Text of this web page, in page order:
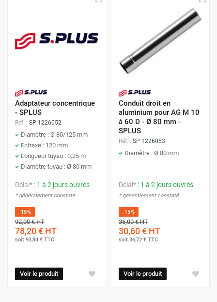
Adaptateur concentrique
- SPLUS
Réf. : SP 1226052
Diamètre : Ø 80/125 mm
Entraxe : 120 mm
Longueur tuyau : 0,25 m
Diamètre tuyau : Ø 80 mm
Délai* : 1 à 2 jours ouvrés
* généralement constaté
-15%
92,00 €HT
78,20 € HT
soit 93,84 € TTC
Voir le produit
Conduit droit en
aluminium pour AG M 10
à 60 D - Ø 80 mm -
SPLUS
Réf. : SP 1226053
Diamètre : Ø 80 mm
Délai* : 1 à 2 jours ouvrés
* généralement constaté
-15%
36,00 €HT
30,60 € HT
soit 36,72 € TTC
Voir le produit